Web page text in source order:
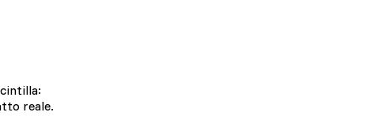
reale.